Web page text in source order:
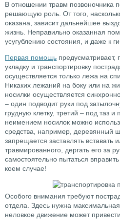
В отношении травм позвоночника
решающую роль. От того,
оказана, зависит дальнейшее
жизнь. Неправильно оказанная
усугублению состояния, и даже к
Первая помощь предусматривает,
укладку и транспортировку
осуществляется только лежа на
Никаких лежаний на боку или на
носилки осуществляется
– один подводит руки под
грудную клетку, третий – под таз
неимением носилок можно
средства, например, деревянный
запрещается заставлять вставать
травмированного, дергать его за
самостоятельно пытаться
коем случае!
Особого внимания требуют
отдела. Здесь нужна
неловкое движение может